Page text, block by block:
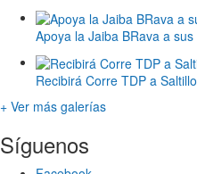
Apoya la Jaiba BRava a
Recibirá Corre TDP a
+ Ver más galerías
Síguenos